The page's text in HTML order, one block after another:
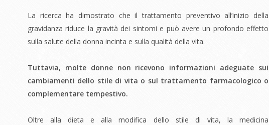
La ricerca ha dimostrato che il trattamento preventivo all’inizio della
gravidanza riduce la gravità dei sintomi e può avere un profondo effetto
sulla salute della donna incinta e sulla qualità della vita.
Tuttavia, molte donne non ricevono informazioni adeguate sui
cambiamenti dello stile di vita o sul trattamento farmacologico o
complementare tempestivo.
Oltre alla dieta e alla modifica dello stile di vita, la medicina